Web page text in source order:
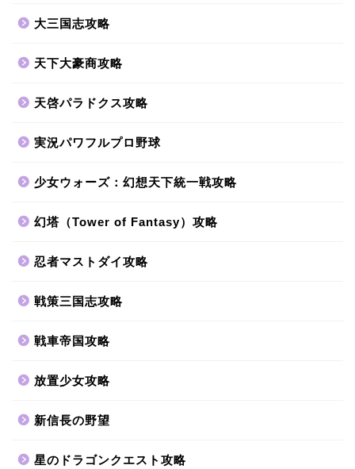
大三国志攻略
天下大豪商攻略
天啓パラドクス攻略
実況パワフルプロ野球
少女ウォーズ：幻想天下統一戦攻略
幻塔（Tower of Fantasy）攻略
忍者マストダイ攻略
戦策三国志攻略
戦車帝国攻略
放置少女攻略
新信長の野望
星のドラゴンクエスト攻略